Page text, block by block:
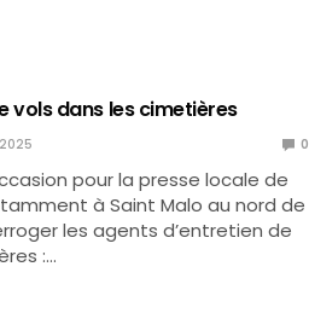
vols dans les cimetières
2025 0
pour la presse locale de
à Saint Malo au nord de
les agents d’entretien de
:…